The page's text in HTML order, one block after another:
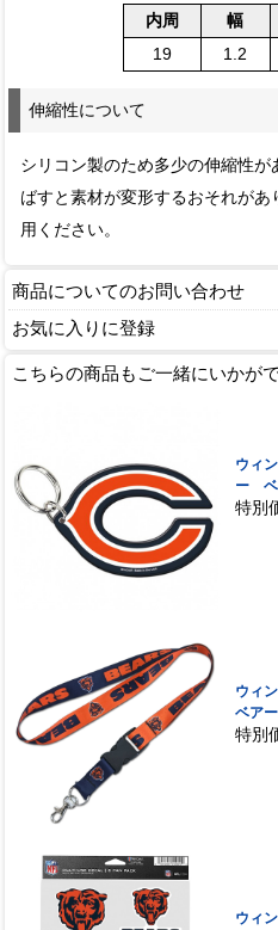
内周 幅
19
1.2
伸縮性について
シリコン製のため多少の伸縮性
ばすと素材が変形するおそれが
用ください。
商品についてのお問い合わせ
お気に入りに登録
こちらの商品もご一緒にいかが
ウィ
ー ベ
特別
ウィ
ベア
特別
ウィ